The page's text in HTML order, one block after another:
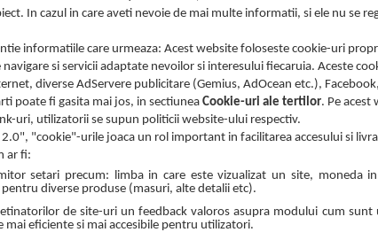
In cazul in care aveti nevoie de mai multe informatii, si ele nu se
informatiile care urmeaza: Acest website foloseste cookie-uri
si servicii adaptate nevoilor si interesului fiecaruia. Aceste
diverse AdServere publicitare (Gemius, AdOcean etc.),
poate fi gasita mai jos, in sectiunea Cookie-uri ale tertilor. Pe acest
uri, utilizatorii se supun politicii website-ului respectiv.
"cookie"-urile joaca un rol important in facilitarea accesului si
ar fi:
setari precum: limba in care este vizualizat un site, moneda
diverse produse (masuri, alte detalii etc).
de site-uri un feedback valoros asupra modului cum
mai eficiente si mai accesibile pentru utilizatori.